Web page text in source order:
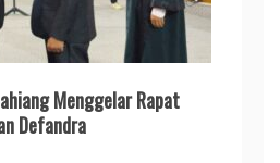
Menggelar Rapat
Defandra